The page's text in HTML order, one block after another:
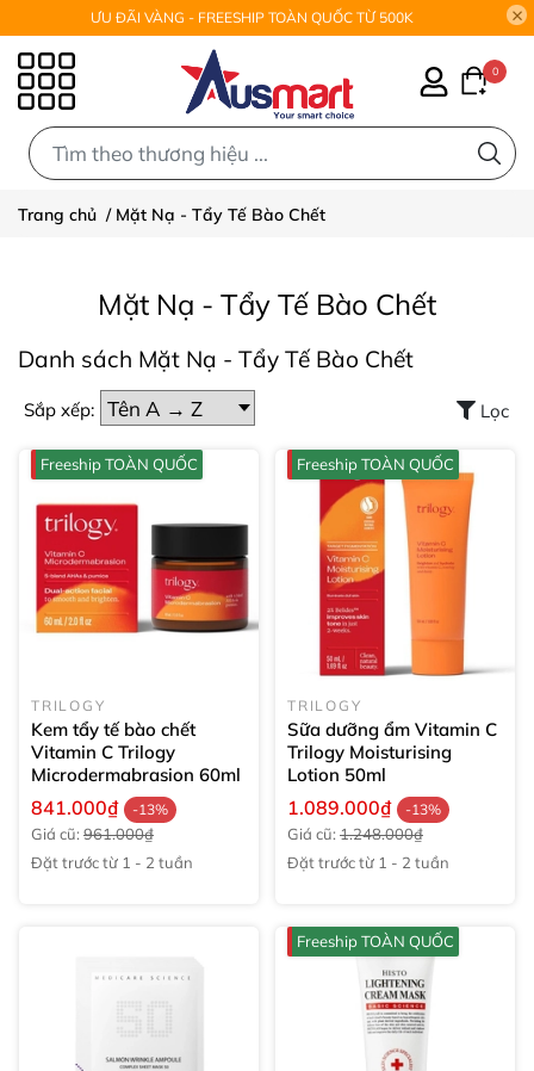
ƯU ĐÃI VÀNG - FREESHIP TOÀN QUỐC TỪ 500K
0
Trang chủ / Mặt Nạ - Tẩy Tế Bào Chết
Mặt Nạ - Tẩy Tế Bào Chết
Danh sách Mặt Nạ - Tẩy Tế Bào Chết
Sắp xếp: Lọc
Freeship TOÀN QUỐC
TRILOGY
Kem tẩy tế bào chết
Vitamin C Trilogy
Microdermabrasion 60ml
841.000₫ -13%
Giá cũ: 961.000₫
Đặt trước từ 1 - 2 tuần
Freeship TOÀN QUỐC
TRILOGY
Sữa dưỡng ẩm Vitamin C
Trilogy Moisturising
Lotion 50ml
1.089.000₫ -13%
Giá cũ: 1.248.000₫
Đặt trước từ 1 - 2 tuần
Freeship TOÀN QUỐC